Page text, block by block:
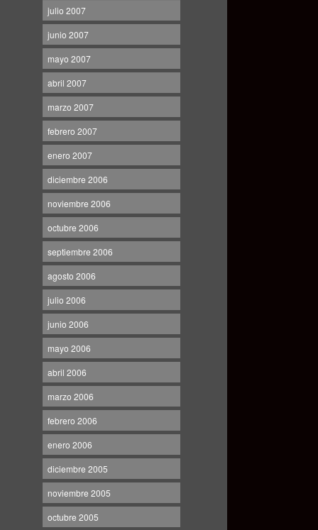
julio 2007
junio 2007
mayo 2007
abril 2007
marzo 2007
febrero 2007
enero 2007
diciembre 2006
noviembre 2006
octubre 2006
septiembre 2006
agosto 2006
julio 2006
junio 2006
mayo 2006
abril 2006
marzo 2006
febrero 2006
enero 2006
diciembre 2005
noviembre 2005
octubre 2005